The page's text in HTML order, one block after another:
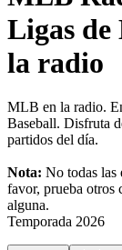
Ligas de
la radio
MLB en la radio.
Baseball. Disfruta
partidos del día.
Nota: No todas las
favor, prueba otros
alguna.
Temporada 2026